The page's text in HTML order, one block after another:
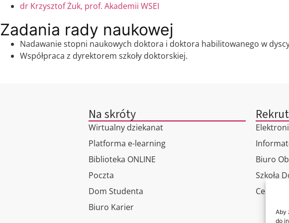
Aby
do
dr Krzysztof Żuk, prof. Akademii WSEI
Zadania rady naukowej
Nadawanie stopni naukowych doktora i doktora habilitowanego w
Współpraca z dyrektorem szkoły doktorskiej.
Na skróty
Wirtualny dziekanat
Platforma e-learning
Biblioteka ONLINE
Poczta
Dom Studenta
Biuro Karier
Biuro
Szkoła